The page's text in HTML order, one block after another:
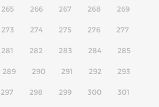
265 266 267 268 269
273 274 275 276 277
281 282 283 284 285
289 290 291 292 293
297 298 299 300 301